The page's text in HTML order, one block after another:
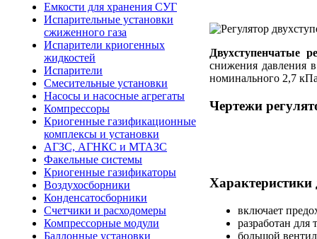
Емкости для хранения СУГ
Испарительные установки
сжиженного газа
Испарители криогенных
жидкостей
Испарители
Смесительные установки
Насосы и насосные агрегаты
Компрессоры
Криогенные газификационные
комплексы и установки
АГЗС, АГНКС и МТАЗС
Факельные системы
Криогенные газификаторы
Воздухосборники
Конденсатосборники
Счетчики и расходомеры
Компрессорные модули
Баллонные установки
Двухступенчатые
снижения давления
номинального 2,7
Чертежи
Характеристики
включает
разработан
большой